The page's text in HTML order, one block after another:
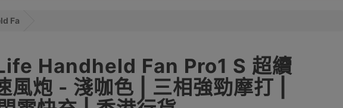
Fa
Handheld Fan Pro1 S 超續
風炮 - 淺咖色 | 三相強勁摩打 |